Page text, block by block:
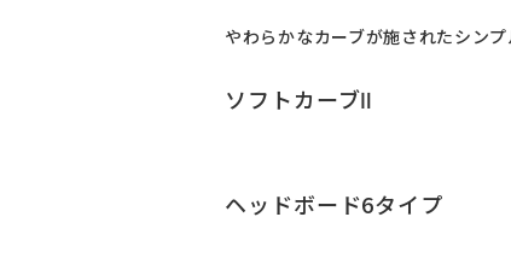
やわらかなカーブが施されたシン
ソフトカーブⅡ
ヘッドボード6タイプ